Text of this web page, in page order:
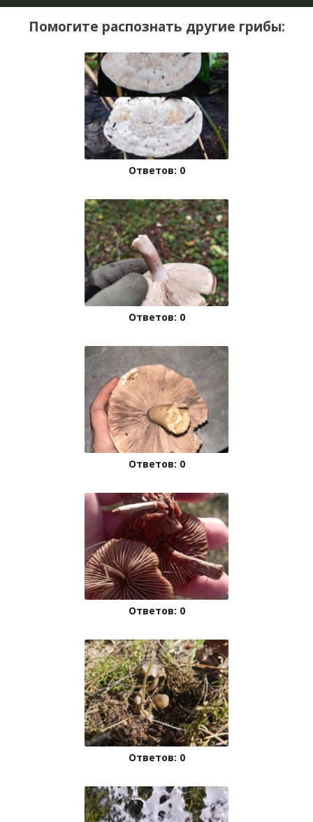
Помогите распознать другие грибы:
Ответов: 0
Ответов: 0
Ответов: 0
Ответов: 0
Ответов: 0